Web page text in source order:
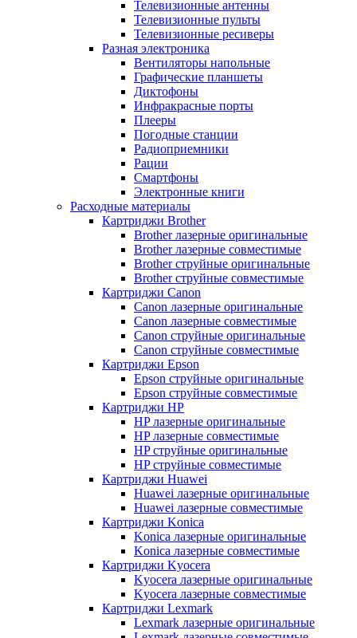
Телевизионные антенны
Телевизионные пульты
Телевизионные ресиверы
Разная электроника
Вентиляторы напольные
Графические планшеты
Диктофоны
Инфракрасные порты
Плееры
Погодные станции
Радиоприемники
Рации
Смартфоны
Электронные книги
Расходные материалы
Картриджи Brother
Brother лазерные оригинальные
Brother лазерные совместимые
Brother струйные оригинальные
Brother струйные совместимые
Картриджи Canon
Canon лазерные оригинальные
Canon лазерные совместимые
Canon струйные оригинальные
Canon струйные совместимые
Картриджи Epson
Epson струйные оригинальные
Epson струйные совместимые
Картриджи HP
HP лазерные оригинальные
HP лазерные совместимые
HP струйные оригинальные
HP струйные совместимые
Картриджи Huawei
Huawei лазерные оригинальные
Huawei лазерные совместимые
Картриджи Konica
Konica лазерные оригинальные
Konica лазерные совместимые
Картриджи Kyocera
Kyocera лазерные оригинальные
Kyocera лазерные совместимые
Картриджи Lexmark
Lexmark лазерные оригинальные